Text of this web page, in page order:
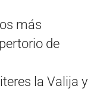
más
de
la Valija y